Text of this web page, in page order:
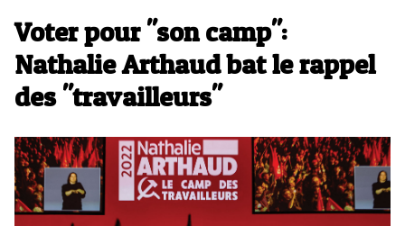
Voter pour "son camp":
Nathalie Arthaud bat le rappel
des "travailleurs"